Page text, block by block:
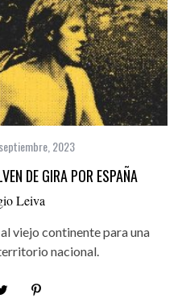
2023
DE GIRA POR ESPAÑA
Leiva
viejo continente para una
nacional.